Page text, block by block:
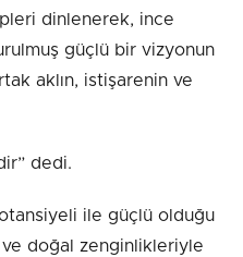
dinlenerek, ince
güçlü bir vizyonun
aklın, istişarenin ve
dedi.
ile güçlü olduğu
ve doğal zenginlikleriyle